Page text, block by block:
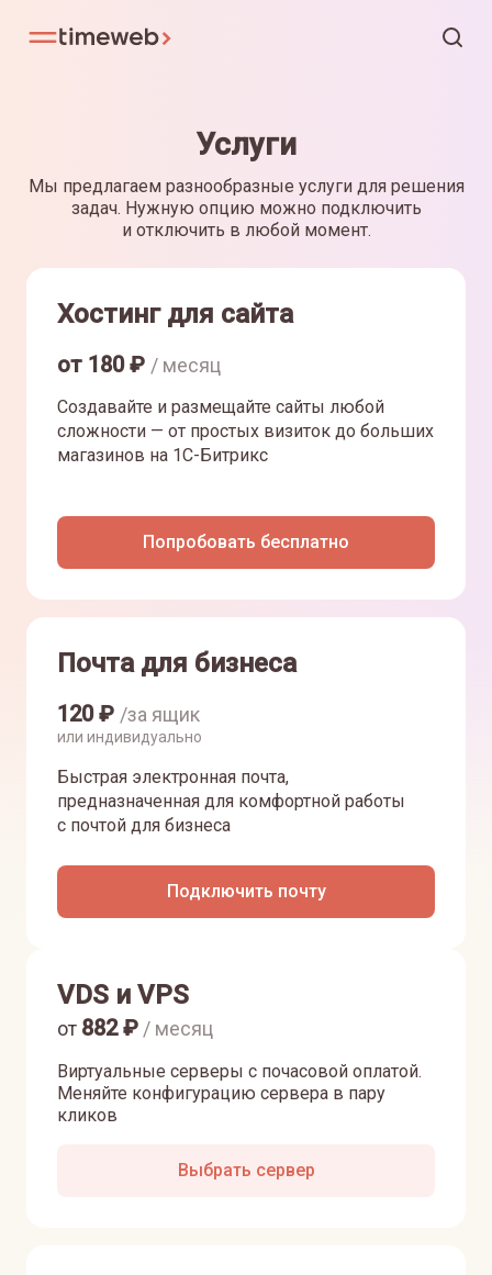
Услуги
Мы предлагаем разнообразные услуги для решения
задач. Нужную опцию можно подключить
и отключить в любой момент.
Хостинг для сайта
от 180₽ / месяц
Создавайте и размещайте сайты любой
сложности — от простых визиток до больших
магазинов на 1С-Битрикс
Попробовать бесплатно
Почта для бизнеса
120₽ /за ящик
или индивидуально
Быстрая электронная почта,
предназначенная для комфортной работы
с почтой для бизнеса
Подключить почту
VDS и VPS
Виртуальные серверы с почасовой оплатой.
Меняйте конфигурацию сервера в пару
кликов
от 882₽ / месяц
Выбрать сервер